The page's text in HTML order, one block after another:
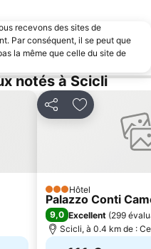
recevons des sites de
Par conséquent, il se peut que
la même que celle du site de
notés à Scicli
PartagerAjouter à
3 Étoiles
Hôtel
Palazzo Conti
9,0 Excellent (299
Scicli, à 0.4 km de :